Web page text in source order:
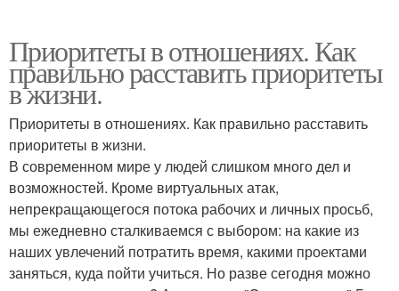
Приоритеты в отношениях. Как
правильно расставить приоритеты
в жизни.
Приоритеты в отношениях. Как правильно расставить
приоритеты в жизни.
В современном мире у людей слишком много дел и
возможностей. Кроме виртуальных атак,
непрекращающегося потока рабочих и личных просьб,
мы ежедневно сталкиваемся с выбором: на какие из
наших увлечений потратить время, какими проектами
заняться, куда пойти учиться. Но разве сегодня можно